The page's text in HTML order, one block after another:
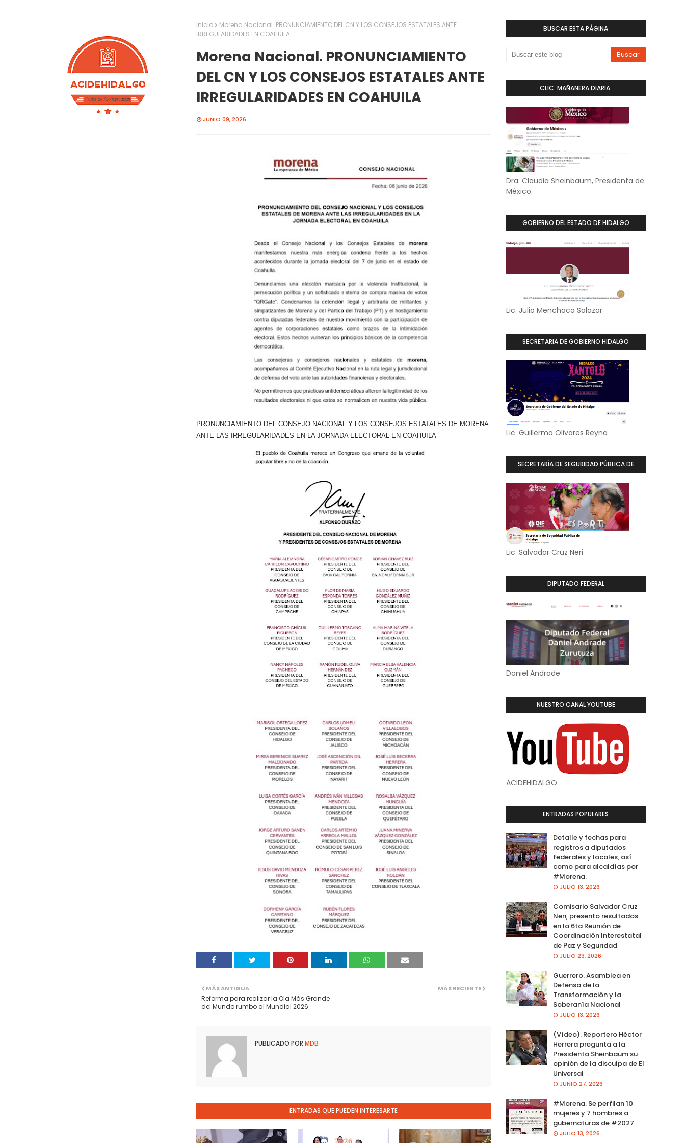
Inicio
Morena Nacional. PRONUNCIAMIENTO DEL CN Y LOS CONSEJOS ESTATALES ANTE
IRREGULARIDADES EN COAHUILA
Morena Nacional. PRONUNCIAMIENTO
DEL CN Y LOS CONSEJOS ESTATALES ANTE
IRREGULARIDADES EN COAHUILA
JUNIO 09, 2026
PRONUNCIAMIENTO DEL CONSEJO NACIONAL Y LOS CONSEJOS ESTATALES DE MORENA
ANTE LAS IRREGULARIDADES EN LA JORNADA ELECTORAL EN COAHUILA
MÁS RECIENTE
MÁS ANTIGUA
Reforma para realizar la Ola Más Grande
del Mundo rumbo al Mundial 2026
PUBLICADO POR MDB
ENTRADAS QUE PUEDEN INTERESARTE
BUSCAR ESTA PÁGINA
CLIC. MAÑANERA DIARIA.
Dra. Claudia Sheinbaum, Presidenta de
México.
GOBIERNO DEL ESTADO DE HIDALGO
Lic. Julio Menchaca Salazar
SECRETARIA DE GOBIERNO HIDALGO
Lic. Guillermo Olivares Reyna
SECRETARÍA DE SEGURIDAD PÚBLICA DE
Lic. Salvador Cruz Neri
DIPUTADO FEDERAL
Daniel Andrade
NUESTRO CANAL YOUTUBE
ACIDEHIDALGO
ENTRADAS POPULARES
Detalle y fechas para
registros a diputados
federales y locales, así
como para alcaldías por
#Morena.
JULIO 13, 2026
Comisario Salvador Cruz
Neri, presento resultados
en la 6ta Reunión de
Coordinación Interestatal
de Paz y Seguridad
JULIO 23, 2026
Guerrero. Asamblea en
Defensa de la
Transformación y la
Soberanía Nacional
JULIO 13, 2026
(Vídeo). Reportero Héctor
Herrera pregunta a la
Presidenta Sheinbaum su
opinión de la disculpa de El
Universal
JUNIO 27, 2026
#Morena. Se perfilan 10
mujeres y 7 hombres a
gubernaturas de #2027
JULIO 13, 2026